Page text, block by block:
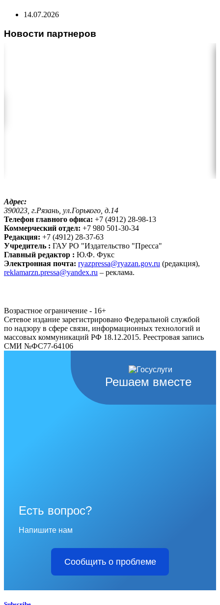
14.07.2026
Новости партнеров
Адрес:
390023, г.Рязань, ул.Горького, д.14
Телефон главного офиса: +7 (4912) 28-98-13
Коммерческий отдел: +7 980 501-30-34
Редакция: +7 (4912) 28-37-63
Учредитель : ГАУ РО "Издательство "Пресса"
Главный редактор : Ю.Ф. Фукс
Электронная почта: ryazpressa@ryazan.gov.ru (редакция),
reklamarzn.pressa@yandex.ru – реклама.
Возрастное ограничение - 16+
Сетевое издание зарегистрировано Федеральной службой
по надзору в сфере связи, информационных технологий и
массовых коммуникаций РФ 18.12.2015. Реестровая запись
СМИ №ФС77-64106
Решаем вместе
Есть вопрос?
Напишите нам
Сообщить о проблеме